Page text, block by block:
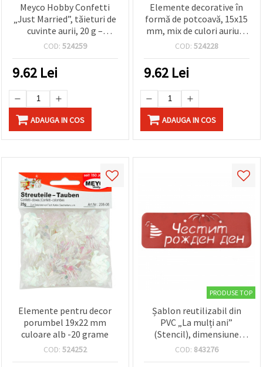
Meyco Hobby Confetti
„Just Married”, tăieturi de
cuvinte aurii, 20 g –
confetti pentru masa de
COD: 524259
9.62 Lei
ADAUGA IN COS
Elemente decorative în
formă de potcoavă, 15x15
mm, mix de culori auriu și
argintiu - 20 grame
COD: 524228
9.62 Lei
ADAUGA IN COS
Elemente pentru decor
porumbel 19x22 mm
culoare alb -20 grame
COD: 524252
PRODUSE TOP
Șablon reutilizabil din
PVC „La mulți ani”
(Stencil), dimensiune
imprimare: 14 x 4,5 cm
COD: 843276